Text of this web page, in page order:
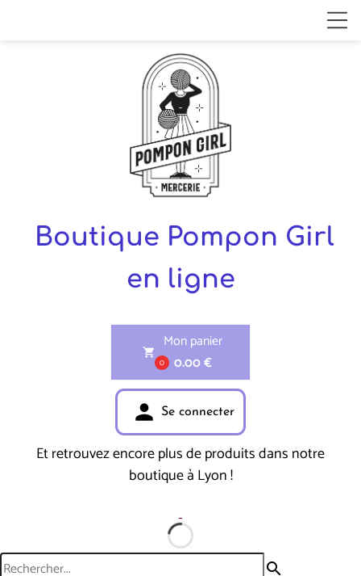
Boutique Pompon Girl
en ligne
shopping_cart
0
Mon panier
0.00 €
person Se connecter
Et retrouvez encore plus de produits dans notre
boutique à Lyon !
search